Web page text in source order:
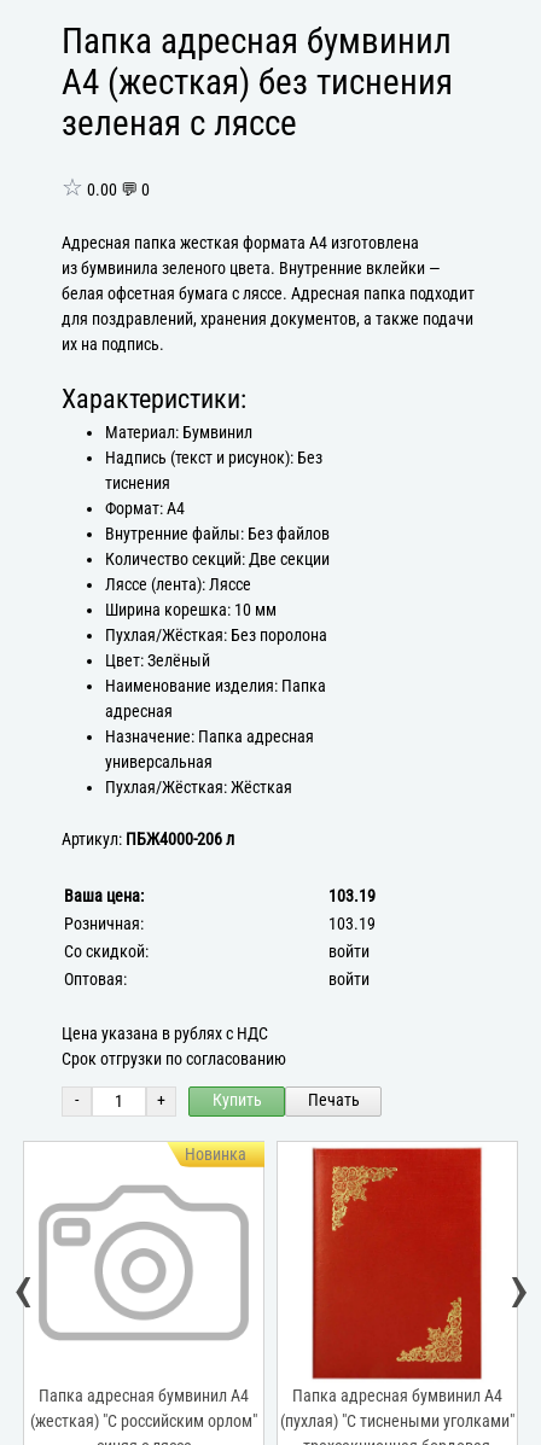
Папка адресная бумвинил
А4 (жесткая) без тиснения
зеленая с ляссе
☆ 0.00 💬 0
Адресная папка жесткая формата А4 изготовлена
из бумвинила зеленого цвета. Внутренние вклейки —
белая офсетная бумага с ляссе. Адресная папка подходит
для поздравлений, хранения документов, а также подачи
их на подпись.
Характеристики:
Материал: Бумвинил
Надпись (текст и рисунок): Без
тиснения
Формат: А4
Внутренние файлы: Без файлов
Количество секций: Две секции
Ляссе (лента): Ляссе
Ширина корешка: 10 мм
Пухлая/Жёсткая: Без поролона
Цвет: Зелёный
Наименование изделия: Папка
адресная
Назначение: Папка адресная
универсальная
Пухлая/Жёсткая: Жёсткая
Артикул: ПБЖ4000-206 л
Ваша цена:
103.19
Розничная:
103.19
Со скидкой:
войти
Оптовая:
войти
Цена указана в рублях с НДС
Срок отгрузки по согласованию
- + Купить Печать
Папка адресная бумвинил А4
(пухлая) "С тиснеными уголками"
Папка адресная бумвинил А4
(пухлая) "Рамка №2" зеленая с
‹ ›